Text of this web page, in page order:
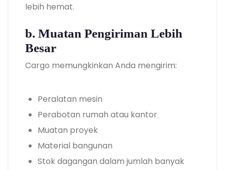
lebih hemat.
b. Muatan Pengiriman Lebih
Besar
Cargo memungkinkan Anda mengirim:
Peralatan mesin
Perabotan rumah atau kantor
Muatan proyek
Material bangunan
Stok dagangan dalam jumlah banyak